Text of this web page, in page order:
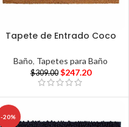
Tapete de Entrado Coco
Baño, Tapetes para Baño
$309.00 $247.20
-20%